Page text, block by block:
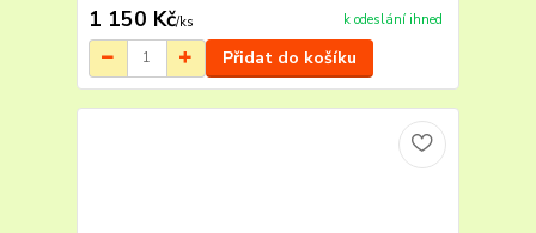
1 150 Kč/ks k odeslání ihned
Přidat do košíku